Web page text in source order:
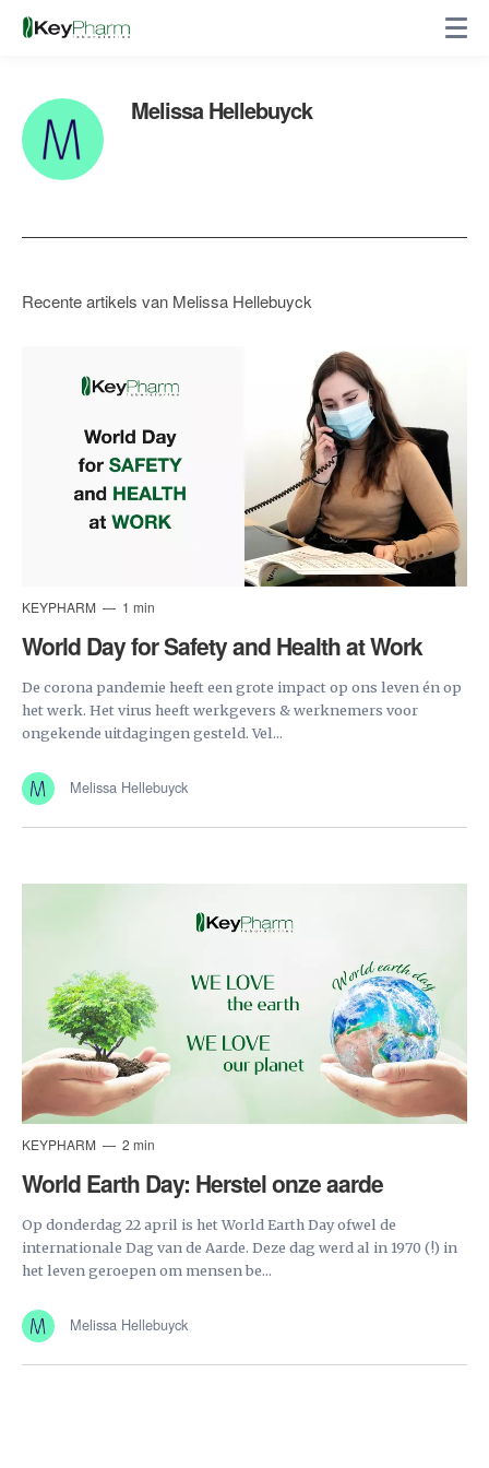
Melissa Hellebuyck
Recente artikels van Melissa Hellebuyck
KEYPHARM 1 min
World Day for Safety and Health at Work
De corona pandemie heeft een grote impact op ons leven én op
het werk. Het virus heeft werkgevers & werknemers voor
ongekende uitdagingen gesteld. Vel...
Melissa Hellebuyck
KEYPHARM 2 min
World Earth Day: Herstel onze aarde
Op donderdag 22 april is het World Earth Day ofwel de
internationale Dag van de Aarde. Deze dag werd al in 1970 (!) in
het leven geroepen om mensen be...
Melissa Hellebuyck